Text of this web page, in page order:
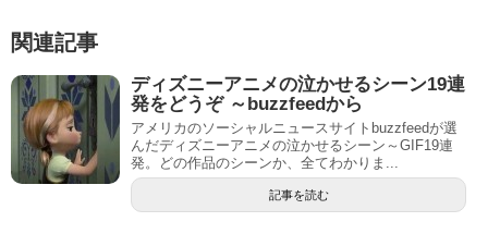
関連記事
ディズニーアニメの泣かせるシーン19連
発をどうぞ ～buzzfeedから
アメリカのソーシャルニュースサイトbuzzfeedが選
んだディズニーアニメの泣かせるシーン～GIF19連
発。どの作品のシーンか、全てわかりま...
記事を読む